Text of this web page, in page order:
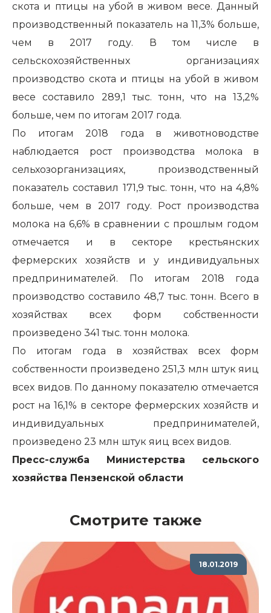
скота и птицы на убой в живом весе. Данный
производственный показатель на 11,3% больше,
чем в 2017 году. В том числе в
сельскохозяйственных организациях
производство скота и птицы на убой в живом
весе составило 289,1 тыс. тонн, что на 13,2%
больше, чем по итогам 2017 года.
По итогам 2018 года в животноводстве
наблюдается рост производства молока в
сельхозорганизациях, производственный
показатель составил 171,9 тыс. тонн, что на 4,8%
больше, чем в 2017 году. Рост производства
молока на 6,6% в сравнении с прошлым годом
отмечается и в секторе крестьянских
фермерских хозяйств и у индивидуальных
предпринимателей. По итогам 2018 года
производство составило 48,7 тыс. тонн. Всего в
хозяйствах всех форм собственности
произведено 341 тыс. тонн молока.
По итогам года в хозяйствах всех форм
собственности произведено 251,3 млн штук яиц
всех видов. По данному показателю отмечается
рост на 16,1% в секторе фермерских хозяйств и
индивидуальных предпринимателей,
произведено 23 млн штук яиц всех видов.
Пресс-служба Министерства сельского
хозяйства Пензенской области
Смотрите также
18.01.2019